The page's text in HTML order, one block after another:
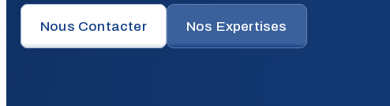
Nous Contacter Nos Expertises